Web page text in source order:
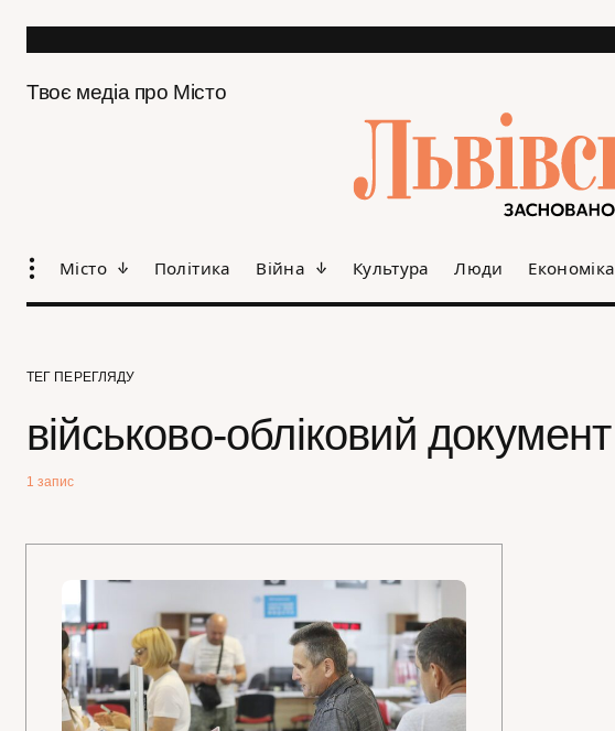
Твоє медіа про Місто
Місто Політика Війна Культура Люди Економіка
ТЕГ ПЕРЕГЛЯДУ
військово-обліковий документ
1 запис